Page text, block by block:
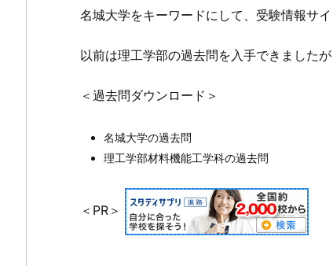
名城大学をキーワードにして、受験情報サ
以前は理工学部の過去問を入手できました
＜過去問ダウンロード＞
名城大学の過去問
理工学部材料機能工学科の過去問
＜PR＞